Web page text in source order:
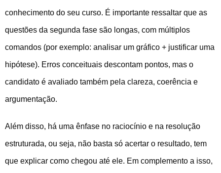
conhecimento do seu curso. É importante ressaltar que as
questões da segunda fase são longas, com múltiplos
comandos (por exemplo: analisar um gráfico + justificar uma
hipótese). Erros conceituais descontam pontos, mas o
candidato é avaliado também pela clareza, coerência e
argumentação.
Além disso, há uma ênfase no raciocínio e na resolução
estruturada, ou seja, não basta só acertar o resultado, tem
que explicar como chegou até ele. Em complemento a isso,